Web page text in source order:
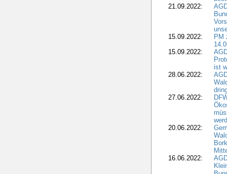
21.09.2022:
15.09.2022:
PM
15.09.2022:
ist
28.06.2022:
27.06.2022:
20.06.2022:
16.06.2022: